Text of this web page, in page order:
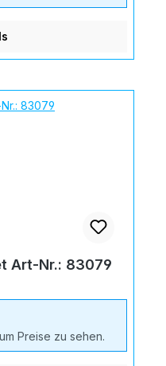
Art-Nr.: 83079
um Preise zu sehen.